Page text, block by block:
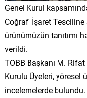
Genel Kurul
Coğrafi İşaret
ürünümüzün tanıtımı
verildi.
TOBB Başkanı M.
Kurulu Üyeleri, yöresel
incelemelerde bulundu.